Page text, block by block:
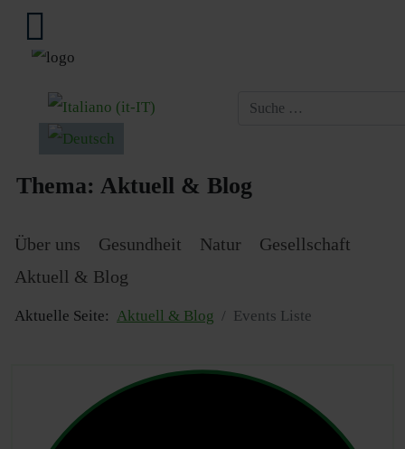
Sprache auswählen
Thema: Aktuell & Blog
Über uns Gesundheit Natur
Gesellschaft
Aktuell & Blog
Aktuelle Seite: Aktuell & Blog Events Liste